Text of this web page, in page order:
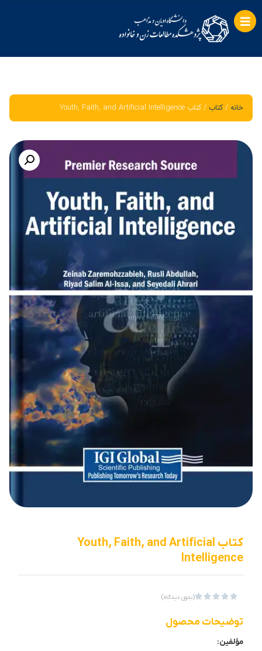
خانه /کتاب / کتاب Youth, Faith, and Artificial Intelligence
کتاب Youth, Faith, and Artificial
Intelligence




(بدون دیدگاه)
توضیحات محصول
مؤلفین: